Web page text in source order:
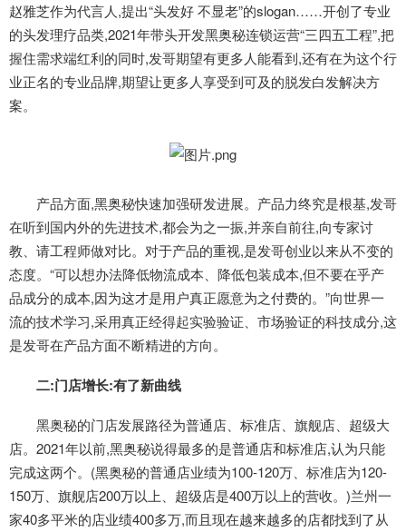
赵雅芝作为代言人,提出“头发好 不显老”的slogan……开创了专业
的头发理疗品类,2021年带头开发黑奥秘连锁运营“三四五工程”,把
握住需求端红利的同时,发哥期望有更多人能看到,还有在为这个行
业正名的专业品牌,期望让更多人享受到可及的脱发白发解决方
案。
产品方面,黑奥秘快速加强研发进展。产品力终究是根基,发哥
在听到国内外的先进技术,都会为之一振,并亲自前往,向专家讨
教、请工程师做对比。对于产品的重视,是发哥创业以来从不变的
态度。“可以想办法降低物流成本、降低包装成本,但不要在乎产
品成分的成本,因为这才是用户真正愿意为之付费的。”向世界一
流的技术学习,采用真正经得起实验验证、市场验证的科技成分,这
是发哥在产品方面不断精进的方向。
二:门店增长:有了新曲线
黑奥秘的门店发展路径为普通店、标准店、旗舰店、超级大
店。2021年以前,黑奥秘说得最多的是普通店和标准店,认为只能
完成这两个。(黑奥秘的普通店业绩为100-120万、标准店为120-
150万、旗舰店200万以上、超级店是400万以上的营收。)兰州一
家40多平米的店业绩400多万,而且现在越来越多的店都找到了从